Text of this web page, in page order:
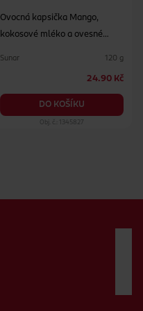
Ovocná kapsička Mango,
kokosové mléko a ovesné
Sunar 120 g
24.90 Kč
DO KOŠÍKU
Obj. č.: 1345827